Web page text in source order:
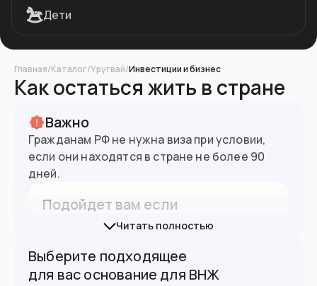
Дети
Главная/Каталог/Уругвай/Инвестиции и бизнес
Как остаться жить в стране
Важно
Гражданам РФ не нужна виза при условии,
если они находятся в стране не более 90
дней.
3.43 млн
Подойдет вам если
Вы работаете удаленно
Вы ждете ребенка и готовы рожать его
здесь
Читать полностью
Выберите подходящее
для вас основание для ВНЖ